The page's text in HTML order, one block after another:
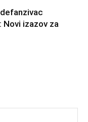
Novi izazov za